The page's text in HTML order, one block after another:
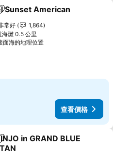
入我的最愛
Sunset American
常好
1,864
海灘 0.5 公里
面海的地理位置查看價格
查看價格
入我的最愛
in GRAND BLUE